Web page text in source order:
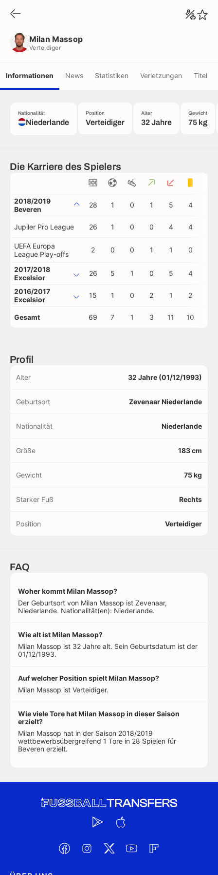
Milan Massop
Verteidiger
Informationen News Statistiken Verletzungen Titel
Nationalität
Niederlande
Position
Verteidiger
Alter
32 Jahre
Gewicht
75 kg
Die Karriere des Spielers
2018/2019
Beveren
28 1 0 1 5 4
Jupiler Pro League 26 1 0 0 4 4
UEFA Europa
League Play-offs
2 0 0 1 1 0
2017/2018
Excelsior
26 5 1 0 5 4
2016/2017
Excelsior
15 1 0 2 1 2
Gesamt 69 7 1 3 11 10
Profil
Alter 32 Jahre (01/12/1993)
Geburtsort Zevenaar Niederlande
Nationalität Niederlande
Größe 183 cm
Gewicht 75 kg
Starker Fuß Rechts
Position Verteidiger
FAQ
Woher kommt Milan Massop?
Der Geburtsort von Milan Massop ist Zevenaar,
Niederlande. Nationalität(en): Niederlande.
Wie alt ist Milan Massop?
Milan Massop ist 32 Jahre alt. Sein Geburtsdatum ist der
01/12/1993.
Auf welcher Position spielt Milan Massop?
Milan Massop ist Verteidiger.
Wie viele Tore hat Milan Massop in dieser Saison
erzielt?
Milan Massop hat in der Saison 2018/2019
wettbewerbsübergreifend 1 Tore in 28 Spielen für
Beveren erzielt.